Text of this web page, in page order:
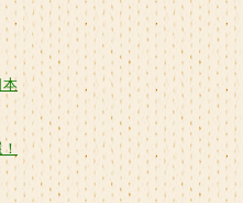
本